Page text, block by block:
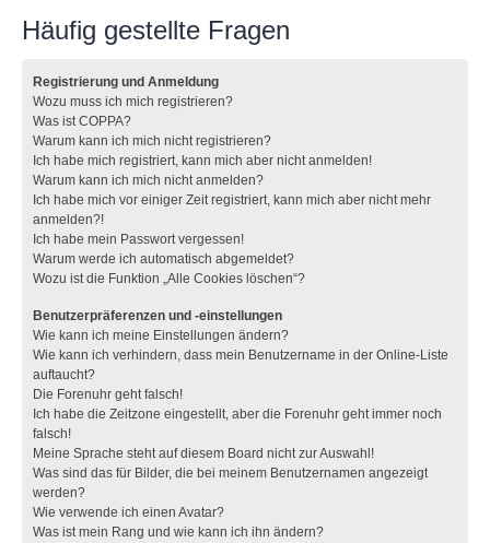
Häufig gestellte Fragen
Registrierung und Anmeldung
Wozu muss ich mich registrieren?
Was ist COPPA?
Warum kann ich mich nicht registrieren?
Ich habe mich registriert, kann mich aber nicht anmelden!
Warum kann ich mich nicht anmelden?
Ich habe mich vor einiger Zeit registriert, kann mich aber nicht mehr
anmelden?!
Ich habe mein Passwort vergessen!
Warum werde ich automatisch abgemeldet?
Wozu ist die Funktion „Alle Cookies löschen“?
Benutzerpräferenzen und -einstellungen
Wie kann ich meine Einstellungen ändern?
Wie kann ich verhindern, dass mein Benutzername in der Online-Liste
auftaucht?
Die Forenuhr geht falsch!
Ich habe die Zeitzone eingestellt, aber die Forenuhr geht immer noch
falsch!
Meine Sprache steht auf diesem Board nicht zur Auswahl!
Was sind das für Bilder, die bei meinem Benutzernamen angezeigt
werden?
Wie verwende ich einen Avatar?
Was ist mein Rang und wie kann ich ihn ändern?